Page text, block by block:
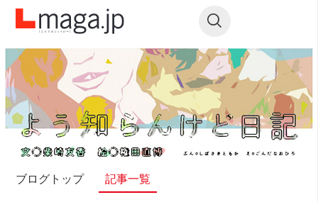
ブログトップ 記事一覧